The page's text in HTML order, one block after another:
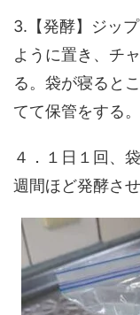
3.【発酵】ジッ
ように置き、チ
る。袋が寝ると
てて保管をする。
４．１日１回、
週間ほど発酵さ